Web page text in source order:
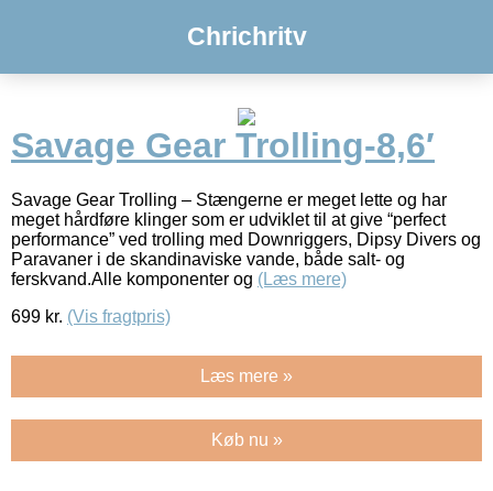
Chrichritv
Savage Gear Trolling-8,6′
Savage Gear Trolling – Stængerne er meget lette og har
meget hårdføre klinger som er udviklet til at give “perfect
performance” ved trolling med Downriggers, Dipsy Divers og
Paravaner i de skandinaviske vande, både salt- og
ferskvand.Alle komponenter og (Læs mere)
699 kr. (Vis fragtpris)
Læs mere »
Køb nu »